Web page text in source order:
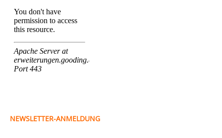
NEWSLETTER-ANMELDUNG